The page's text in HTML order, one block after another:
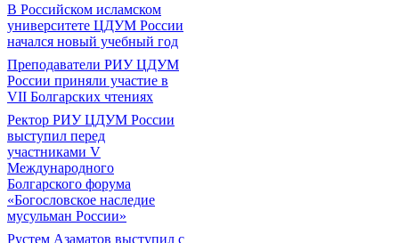
В Российском исламском
университете ЦДУМ России
начался новый учебный год
Преподаватели РИУ ЦДУМ
России приняли участие в
VII Болгарских чтениях
Ректор РИУ ЦДУМ России
выступил перед
участниками V
Международного
Болгарского форума
«Богословское наследие
мусульман России»
Рустем Азаматов выступил с